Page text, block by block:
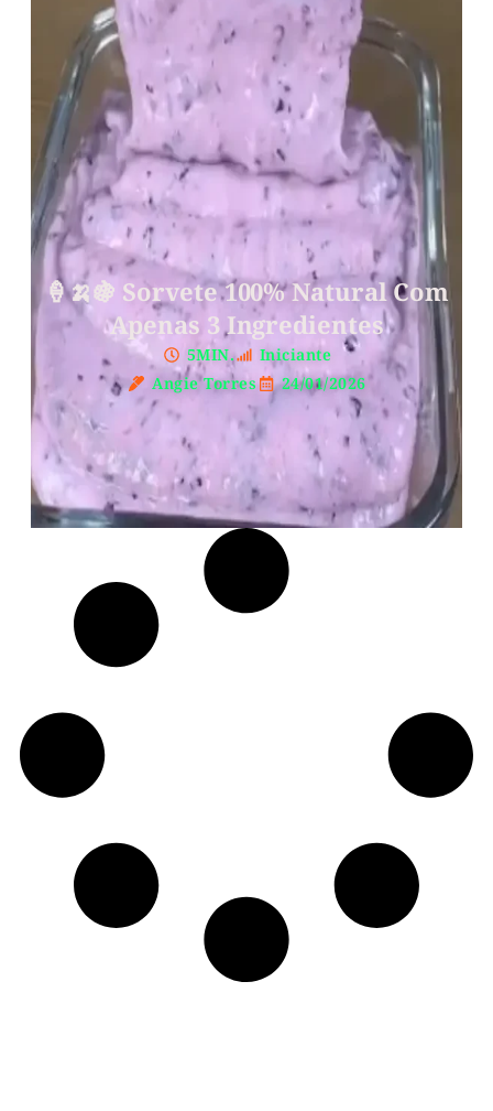
🍦🍌🍇 Sorvete 100% Natural Com
Apenas 3 Ingredientes
5MIN.
Iniciante
Angie Torres
24/01/2026